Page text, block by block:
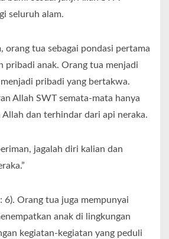
seluruh alam.
orang tua sebagai pondasi pertama
pribadi anak. Orang tua menjadi
pribadi yang bertakwa.
Allah SWT semata-mata hanya
dan terhindar dari api neraka.
jagalah diri kalian dan
6). Orang tua juga mempunyai
anak di lingkungan
kegiatan-kegiatan yang peduli